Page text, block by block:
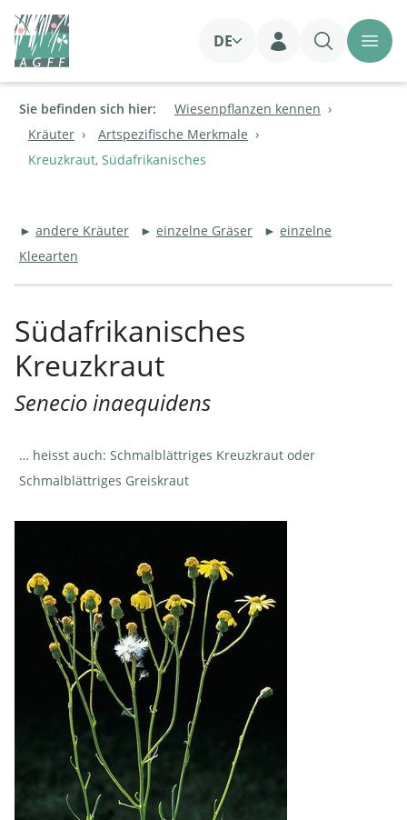
DE
Login
Sie befinden sich hier:
Wiesenpflanzen kennen
Kräuter
Artspezifische Merkmale
Kreuzkraut, Südafrikanisches
► andere Kräuter ► einzelne Gräser ► einzelne
Kleearten
Südafrikanisches
Kreuzkraut
Senecio inaequidens
… heisst auch: Schmalblättriges Kreuzkraut oder
Schmalblättriges Greiskraut